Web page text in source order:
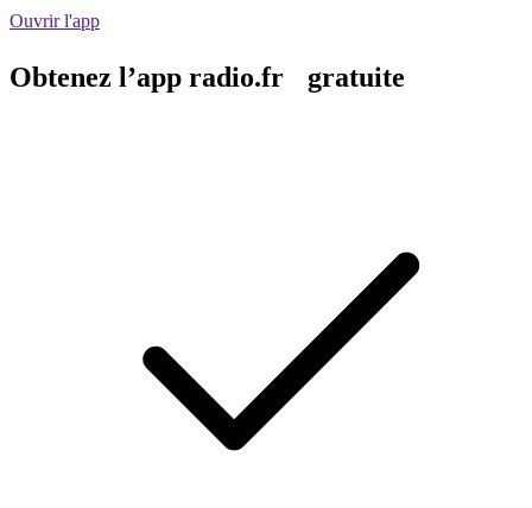
Ouvrir l'app
Obtenez l’app radio.fr gratuite